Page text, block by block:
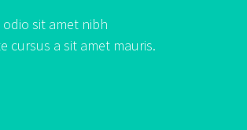
odio sit amet nibh
cursus a sit amet mauris.